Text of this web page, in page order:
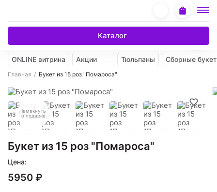
Каталог
ONLINE витрина Акции Тюльпаны Сборные
Главная Букет из 15 роз "Помароса"
Намекнуть
о подарке
Букет из 15 роз "Помароса"
Цена:
5950 ₽